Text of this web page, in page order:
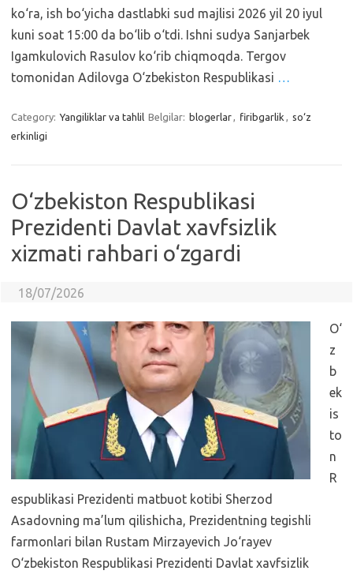
ko‘ra, ish bo‘yicha dastlabki sud majlisi 2026 yil 20 iyul
kuni soat 15:00 da bo‘lib o‘tdi. Ishni sudya Sanjarbek
Igamkulovich Rasulov ko‘rib chiqmoqda. Tergov
tomonidan Adilovga O‘zbekiston Respublikasi …
Category: Yangiliklar va tahlil Belgilar: blogerlar, firibgarlik , so‘z
erkinligi
O‘zbekiston Respublikasi
Prezidenti Davlat xavfsizlik
xizmati rahbari o‘zgardi
18/07/2026
O‘
z
b
ek
is
to
n
R
espublikasi Prezidenti matbuot kotibi Sherzod
Asadovning ma’lum qilishicha, Prezidentning tegishli
farmonlari bilan Rustam Mirzayevich Jo‘rayev
O‘zbekiston Respublikasi Prezidenti Davlat xavfsizlik